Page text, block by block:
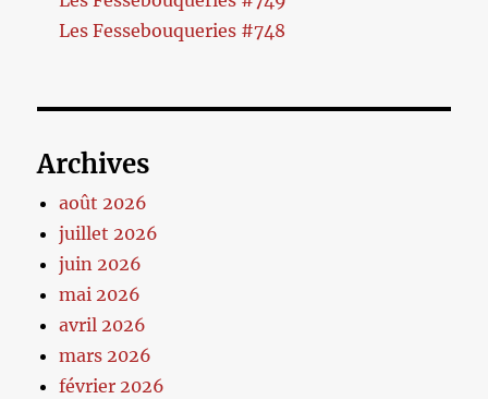
Les Fessebouqueries #748
Archives
août 2026
juillet 2026
juin 2026
mai 2026
avril 2026
mars 2026
février 2026